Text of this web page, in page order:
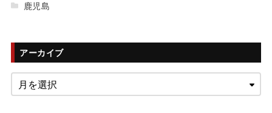
鹿児島
アーカイブ